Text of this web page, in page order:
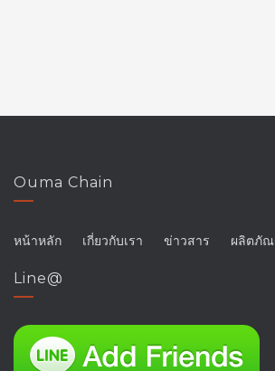
Ouma Chain
หน้าหลัก เกี่ยวกับเรา ข่าวสาร ผลิตภั
Line@